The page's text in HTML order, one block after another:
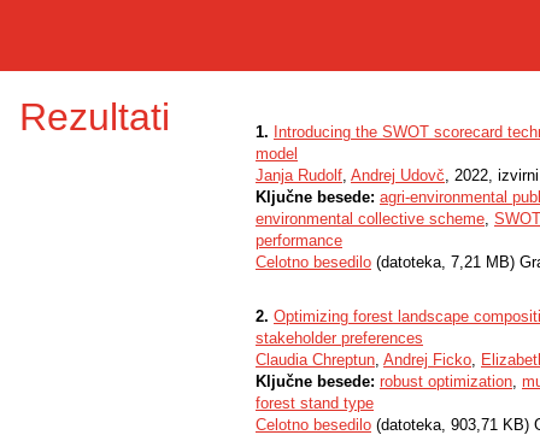
Rezultati 1. Introducing the SWOT scorecard
model
Janja Rudolf, Andrej Udovč, 2022,
Ključne besede: agri-environmental
environmental collective scheme,
performance
Celotno besedilo (datoteka, 7,21 MB)
2. Optimizing forest landscape
stakeholder preferences
Claudia Chreptun, Andrej Ficko,
Ključne besede: robust optimization,
forest stand type
Celotno besedilo (datoteka, 903,71 KB)